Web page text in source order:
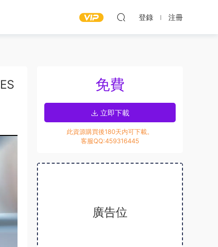
登錄 注冊
免費
立即下載
此資源購買後180天内可下載。
客服QQ:459316445
廣告位